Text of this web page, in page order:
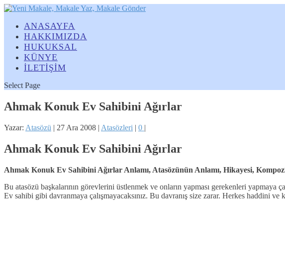
ANASAYFA
HAKKIMIZDA
HUKUKSAL
KÜNYE
İLETİŞİM
Select Page
Ahmak Konuk Ev Sahibini Ağırlar
Yazar: Atasözü | 27 Ara 2008 | Atasözleri | 0 |
Ahmak Konuk Ev Sahibini Ağırlar
Ahmak Konuk Ev Sahibini Ağırlar Anlamı, Atasözünün Anlamı, Hikayesi,
Bu atasözü başkalarının görevlerini üstlenmek ve onların yapması gerekenleri
Ev sahibi gibi davranmaya çalışmayacaksınız. Bu davranış size zarar. Herkes haddini